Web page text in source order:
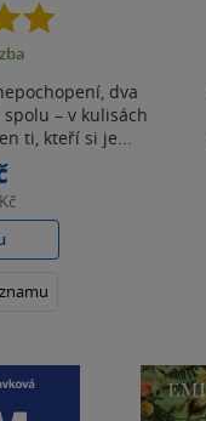
dva
– v kulisách
ti, kteří si je...